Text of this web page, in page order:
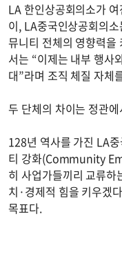
LA 한인상공회의소가
이, LA중국인상공회의
뮤니티 전체의 영향력을
서는 “이제는 내부 행사
대”라며 조직 체질 자체
두 단체의 차이는 정관
128년 역사를 가진 LA
티 강화(Community
히 사업가들끼리 교류하
치·경제적 힘을 키우겠
목표다.